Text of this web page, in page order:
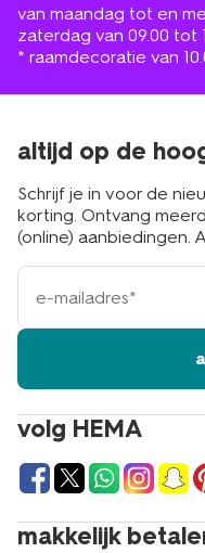
van maandag tot en
zaterdag van 09.00 tot
* raamdecoratie van
volg HEMA
makkelijk
altijd op de
Schrijf je in voor de
korting. Ontvang
(online) aanbiedingen.
e-
mailadres